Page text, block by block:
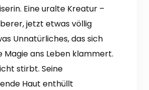
Eine uralte Kreatur –
jetzt etwas völlig
Unnatürliches, das sich
Magie ans Leben klammert.
stirbt. Seine
Haut enthüllt